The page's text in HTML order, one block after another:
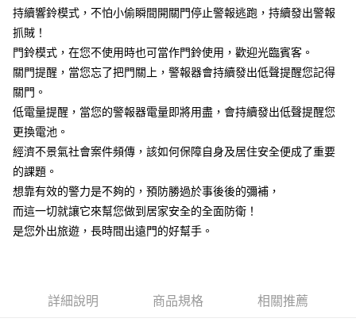
後付繳納相關費用。
※ 交易是否成功請以「AFTEE先享後付 」之結帳頁面顯示為準，若有關於
是否繳費成功／繳費後需取消欲退款等相關疑問，請聯繫「AFTEE先享後付
客戶支援中心」https://netprotections.freshdesk.com/support/home
【注意事項】
１．透過由恩沛科技股份有限公司提供之「AFTEE先享後付」服務完成之交
易，需依本服務之必要範圍內提供個人資料，並將交易相關給付款項請求債
權轉讓予恩沛科技股份有限公司。
２．關於個人資料處理事宜，請瀏覽以下網址：
３．未成年的使用者請事先徵得法定代理人或監護人之同意方可使用
「AFTEE先享後付」，若未經同意申辦者引起之損失，本公司不負相關責
任。
４．使用「AFTEE先享後付」時，將依據個別帳號之用戶狀況，依本公司即
時審查核予不同之上限額度；若仍有額度不足之情形，本公司將視審查結果
宅配
每筆NT$100，滿NT$799(含以上)免運費
每筆NT$150
持續響鈴模式，不怕小偷瞬間開關門停止警報逃跑，持續發出警報
抓賊！
門鈴模式，在您不使用時也可當作門鈴使用，歡迎光臨賓客。
關門提醒，當您忘了把門關上，警報器會持續發出低聲提醒您記得
關門。
低電量提醒，當您的警報器電量即將用盡，會持續發出低聲提醒您
更換電池。
經濟不景氣社會案件頻傳，該如何保障自身及居住安全便成了重要
的課題。
想靠有效的警力是不夠的，預防勝過於事後後的彌補，
而這一切就讓它來幫您做到居家安全的全面防衛！
是您外出旅遊，長時間出遠門的好幫手。
詳細說明 商品規格 相關推薦